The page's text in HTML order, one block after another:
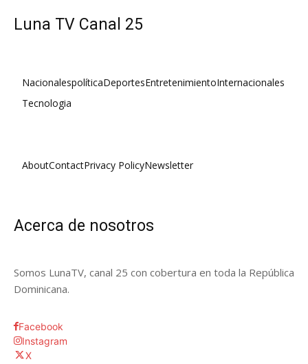
Luna TV Canal 25
NacionalespolíticaDeportesEntretenimientoInternacionales
Tecnologia
AboutContactPrivacy PolicyNewsletter
Acerca de nosotros
Somos LunaTV, canal 25 con cobertura en toda la República
Dominicana.
Facebook
Instagram
X